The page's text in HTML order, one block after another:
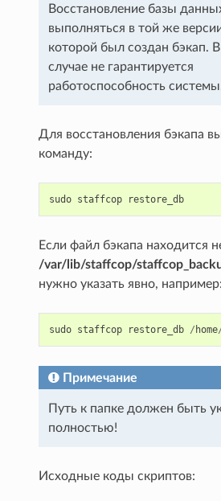
Восстановление базы
выполняться в той же
которой был создан бэкап.
случае не гарантируется
работоспособность
Для восстановления бэкапа
команду:
sudo staffcop restore_db
Если файл бэкапа находится
/var/lib/staffcop/
нужно указать явно, например:
sudo staffcop restore_db / home
Примечание
Путь к папке должен быть
полностью!
Исходные коды скриптов: